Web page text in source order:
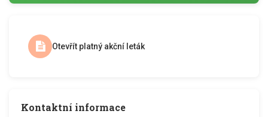
Otevřít platný akční leták
Kontaktní informace